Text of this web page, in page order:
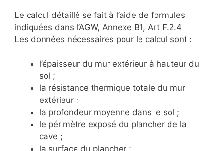
Le calcul détaillé se fait à l’aide de formules
indiquées dans l’AGW, Annexe B1, Art F.2.4
Les données nécessaires pour le calcul sont :
l’épaisseur du mur extérieur à hauteur du
sol ;
la résistance thermique totale du mur
extérieur ;
la profondeur moyenne dans le sol ;
le périmètre exposé du plancher de la
cave ;
la surface du plancher ;